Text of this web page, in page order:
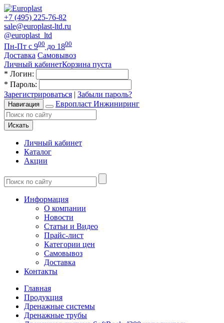
+7 (495) 225-76-82
sale@europlast-ltd.ru
@europlast_ltd
Пн-Пт с 900 до 1800
Доставка Самовывоз
Личный кабинетКорзина пуста
* Логин:
* Пароль:
Зарегистрироваться | Забыли пароль?
Навигация Европласт Инжиниринг
Искать
Личный кабинет
Каталог
Акции
Информация
О компании
Новости
Статьи и Видео
Прайс-лист
Категории цен
Самовывоз
Доставка
Контакты
Главная
Продукция
Дренажные системы
Дренажные трубы